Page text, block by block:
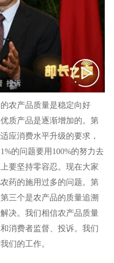
农产品质量是稳定向好
质产品是逐渐增加的。第
应消费水平升级的要求，
的问题要用100%的努力去
要坚持零容忍。现在大家
药的施用过多的问题。第
三个是农产品的质量追溯
决。我们相信农产品质量
消费者监督、投诉。我们
们的工作。